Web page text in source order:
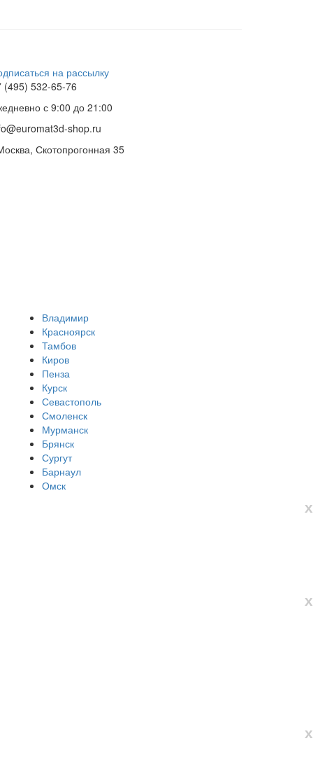
на рассылку
(495) 532-65-76
с 9:00 до 21:00
shop.ru
Скотопрогонная 35
Владимир
Красноярск
Тамбов
Киров
Пенза
Курск
Севастополь
Смоленск
Мурманск
Брянск
Сургут
Барнаул
Омск
х
х
х